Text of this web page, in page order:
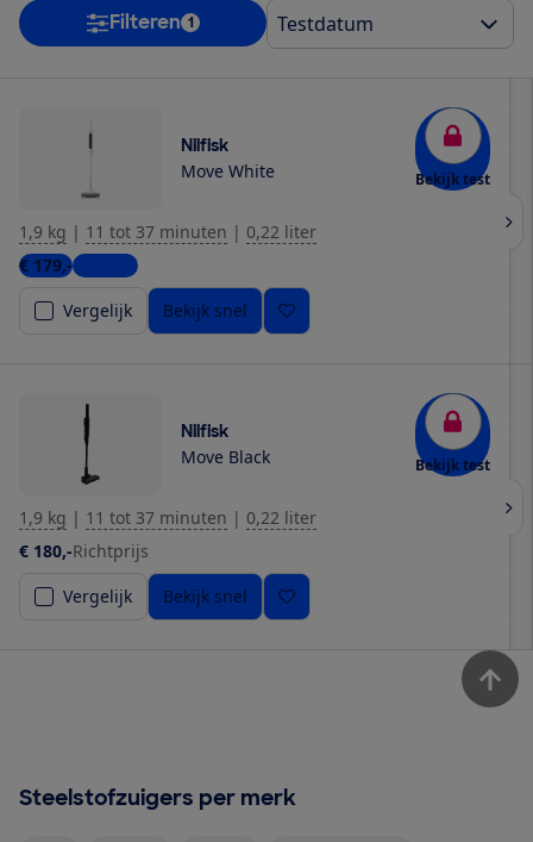
Filteren 1
Nilfisk
Move White Bekijk test
1,9 kg | 11 tot 37 minuten | 0,22 liter
€ 179,-1 winkel
Vergelijk
Bekijk snel
Nilfisk
Move Black Bekijk test
1,9 kg | 11 tot 37 minuten | 0,22 liter
€ 180,-Richtprijs
Vergelijk
Bekijk snel
Steelstofzuigers per merk